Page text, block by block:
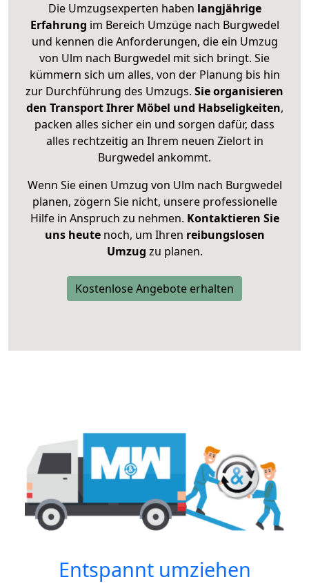
Die Umzugsexperten haben langjährige
Erfahrung im Bereich Umzüge nach Burgwedel
und kennen die Anforderungen, die ein Umzug
von Ulm nach Burgwedel mit sich bringt. Sie
kümmern sich um alles, von der Planung bis hin
zur Durchführung des Umzugs. Sie organisieren
den Transport Ihrer Möbel und Habseligkeiten,
packen alles sicher ein und sorgen dafür, dass
alles rechtzeitig an Ihrem neuen Zielort in
Burgwedel ankommt.
Wenn Sie einen Umzug von Ulm nach Burgwedel
planen, zögern Sie nicht, unsere professionelle
Hilfe in Anspruch zu nehmen. Kontaktieren Sie
uns heutenoch, um Ihren reibungslosen
Umzug zu planen.
Kostenlose Angebote erhalten
Entspannt umziehen